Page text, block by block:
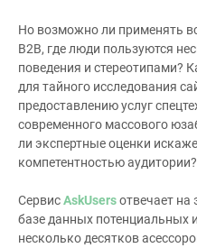
Но возможно ли применять
В2В, где люди пользуются
поведения и стереотипами?
для тайного исследования
предоставлению услуг
современного массового
ли экспертные оценки
компетентностью аудитории?
СервисAskUsersотвечает на
базе данных потенциальных
несколько десятков